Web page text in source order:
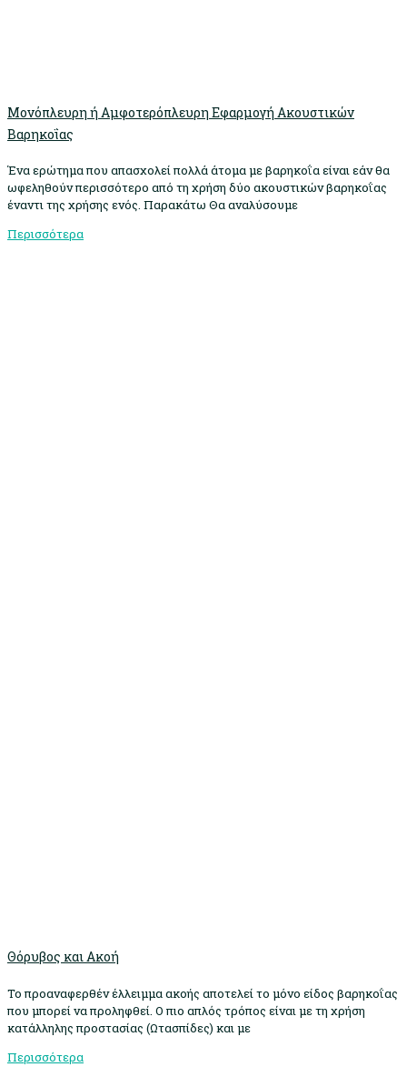
Μονόπλευρη ή Αμφοτερόπλευρη Εφαρμογή Ακουστικών
Βαρηκοΐας
Ένα ερώτημα που απασχολεί πολλά άτομα με βαρηκοΐα είναι εάν θα
ωφεληθούν περισσότερο από τη χρήση δύο ακουστικών βαρηκοΐας
έναντι της χρήσης ενός. Παρακάτω Θα αναλύσουμε
Περισσότερα
Θόρυβος και Ακοή
Το προαναφερθέν έλλειμμα ακοής αποτελεί το μόνο είδος βαρηκοΐας
που μπορεί να προληφθεί. Ο πιο απλός τρόπος είναι με τη χρήση
κατάλληλης προστασίας (Ωτασπίδες) και με
Περισσότερα